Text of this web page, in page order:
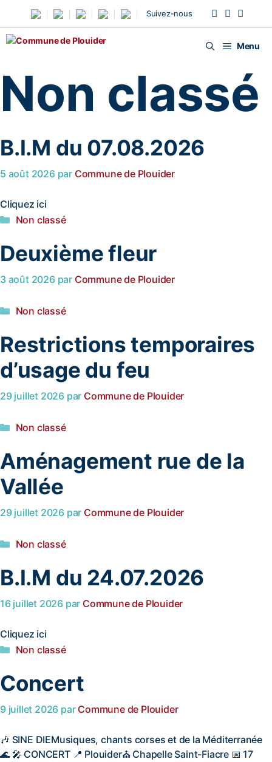
Suivez-nous
Menu
Non classé
B.I.M du 07.08.2026
5 août 2026 par Commune de Plouider
Cliquez ici
Non classé
Deuxième fleur
3 août 2026 par Commune de Plouider
Non classé
Restrictions temporaires
d’usage du feu
29 juillet 2026 par Commune de Plouider
Non classé
Aménagement rue de la
Vallée
29 juillet 2026 par Commune de Plouider
Non classé
B.I.M du 24.07.2026
16 juillet 2026 par Commune de Plouider
Cliquez ici
Non classé
Concert
9 juillet 2026 par Commune de Plouider
🎶 SINE DIEMusiques, chants corses et de la Méditerranée
🌊 🎤 CONCERT 📍 Plouider⛪ Chapelle Saint-Fiacre 📅 17